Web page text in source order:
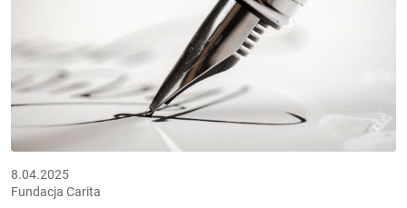
8.04.2025
Fundacja Carita